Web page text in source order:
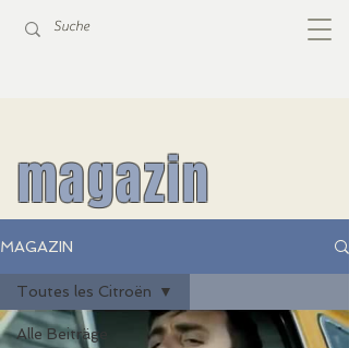
magazin
MAGAZIN
Alle Beiträge
Toutes les Citroën